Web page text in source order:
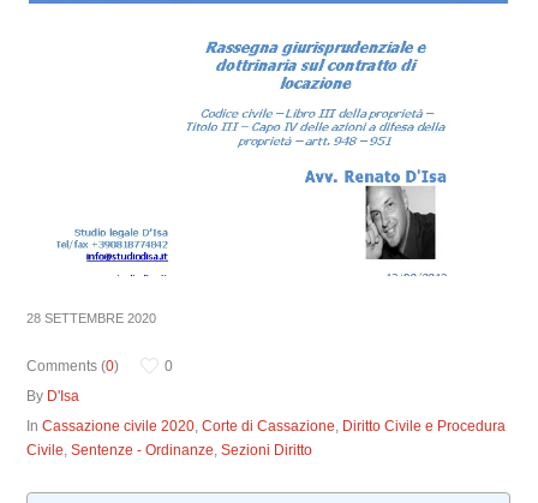
28 SETTEMBRE 2020
Comments (0)
0
By D'Isa
InCassazione civile 2020,Corte di Cassazione, Diritto Civile e Procedura
Civile,Sentenze - Ordinanze,Sezioni Diritto